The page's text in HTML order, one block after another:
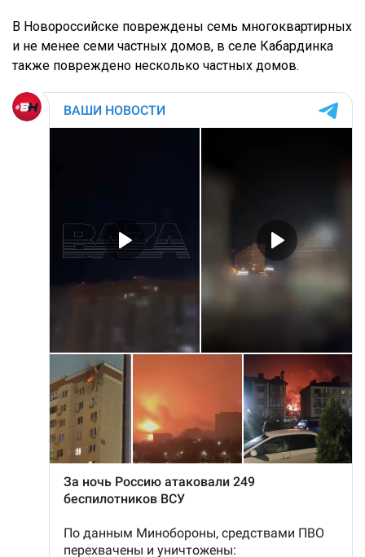
В Новороссийске повреждены семь многоквартирных
и не менее семи частных домов, в селе Кабардинка
также повреждено несколько частных домов.